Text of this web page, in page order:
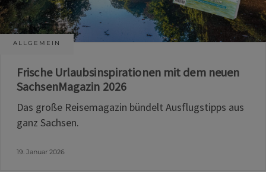
ALLGEMEIN
Frische Urlaubsinspirationen mit dem neuen
SachsenMagazin 2026
Das große Reisemagazin bündelt Ausflugstipps aus
ganz Sachsen.
19. Januar 2026